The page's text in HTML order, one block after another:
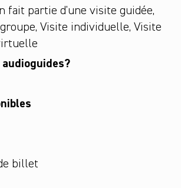
fait partie d'une visite guidée,
, Visite individuelle, Visite
billet